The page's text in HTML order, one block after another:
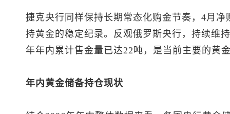
捷克央行同样保持长期常态化购金节奏，4月
持黄金的稳定纪录。反观俄罗斯央行，持续维
年年内累计售金量已达22吨，是当前主要的黄
年内黄金储备持仓现状